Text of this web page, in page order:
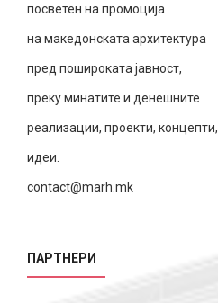
посветен на промоција
на македонската архитектура
пред пошироката јавност,
преку минатите и денешните
реализации, проекти, концепти,
идеи.
contact@marh.mk
ПАРТНЕРИ